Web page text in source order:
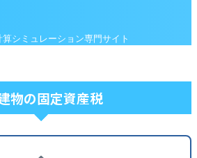
シミュレーション専門サイト
物の固定資産税